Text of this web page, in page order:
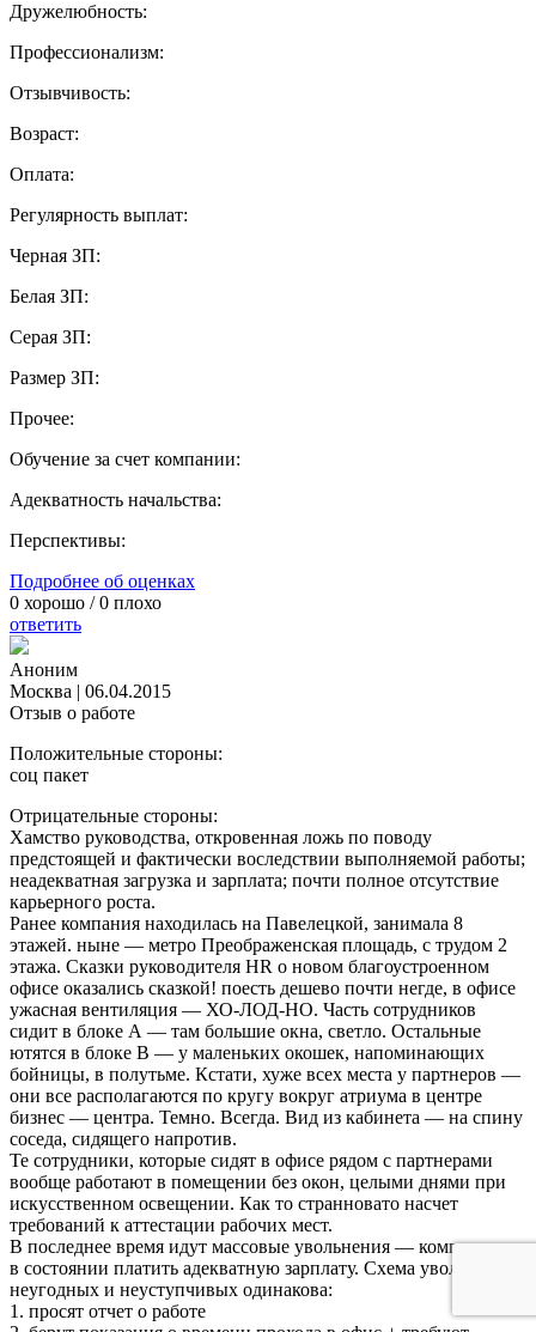
Дружелюбность:
Профессионализм:
Отзывчивость:
Возраст:
Оплата:
Регулярность выплат:
Черная ЗП:
Белая ЗП:
Серая ЗП:
Размер ЗП:
Прочее:
Обучение за счет компании:
Адекватность начальства:
Перспективы:
Подробнее об оценках
0 хорошо /0 плохо
ответить
Аноним
Москва | 06.04.2015
Отзыв о работе
Положительные стороны:
соц пакет
Отрицательные стороны:
Хамство руководства, откровенная ложь по поводу
предстоящей и фактически воследствии выполняемой работы;
неадекватная загрузка и зарплата; почти полное отсутствие
карьерного роста.
Ранее компания находилась на Павелецкой, занимала 8
этажей. ныне — метро Преображенская площадь, с трудом 2
этажа. Сказки руководителя НR о новом благоустроенном
офисе оказались сказкой! поесть дешево почти негде, в офисе
ужасная вентиляция — ХО-ЛОД-НО. Часть сотрудников
сидит в блоке А — там большие окна, светло. Остальные
ютятся в блоке В — у маленьких окошек, напоминающих
бойницы, в полутьме. Кстати, хуже всех места у партнеров —
они все располагаются по кругу вокруг атриума в центре
бизнес — центра. Темно. Всегда. Вид из кабинета — на спину
соседа, сидящего напротив.
Те сотрудники, которые сидят в офисе рядом с партнерами
вообще работают в помещении без окон, целыми днями при
искусственном освещении. Как то странновато насчет
требований к аттестации рабочих мест.
В последнее время идут массовые увольнения — компания не
в состоянии платить адекватную зарплату. Схема увольнения
неугодных и неуступчивых одинакова:
1. просят отчет о работе